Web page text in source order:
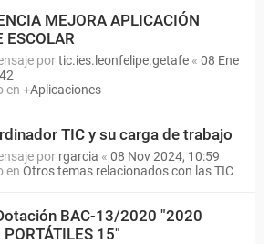
MEJORA APLICACIÓN
ESCOLAR
portic.ies.leonfelipe.getafe « 08 Ene
en +Aplicaciones
TIC y su carga de trabajo
por rgarcia « 08 Nov 2024, 10:59
en Otros temas relacionados con las TIC
BAC-13/2020 "2020
15"